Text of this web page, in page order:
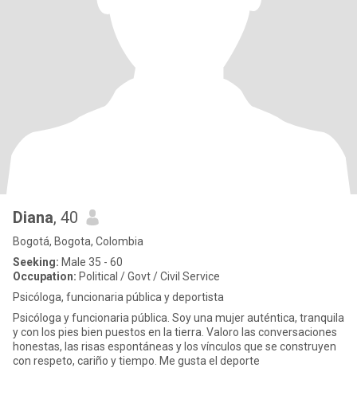
Diana, 40
Bogotá, Bogota, Colombia
Seeking: Male 35 - 60
Occupation: Political / Govt / Civil Service
Psicóloga, funcionaria pública y deportista
Psicóloga y funcionaria pública. Soy una mujer auténtica, tranquila
y con los pies bien puestos en la tierra. Valoro las conversaciones
honestas, las risas espontáneas y los vínculos que se construyen
con respeto, cariño y tiempo. Me gusta el deporte